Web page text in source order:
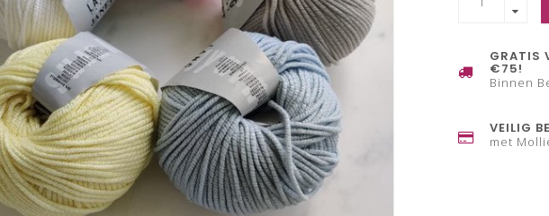
GRATIS
€75!
Binnen
VEILIG
met